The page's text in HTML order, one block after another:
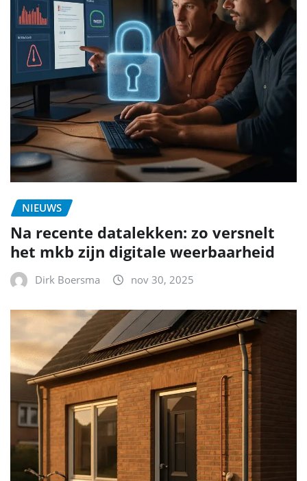
NIEUWS
Na recente datalekken: zo versnelt
het mkb zijn digitale weerbaarheid
Dirk Boersma nov 30, 2025